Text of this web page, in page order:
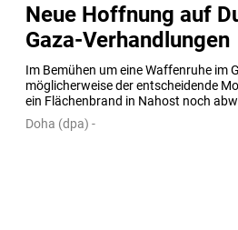
Neue Hoffnung auf
Gaza-Verhandlungen
Im Bemühen um eine Waffenruhe im
möglicherweise der entscheidende
ein Flächenbrand in Nahost noch
Doha (dpa) -